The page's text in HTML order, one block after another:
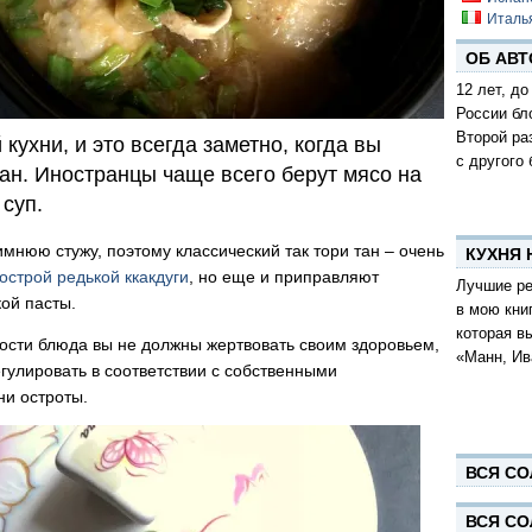
и это всегда заметно, когда вы
Иностранцы чаще всего берут мясо на
стужу, поэтому классический так тори тан – очень
острой редькой ккакдуги, но еще и приправляют
пасты.
блюда вы не должны жертвовать своим здоровьем,
в соответствии с собственными
остроты.
ОБ
12 лет,
России
Второй
с другого
КУХНЯ
Лучшие
в мою
которая
«Манн,
ВСЯ
ВСЯ